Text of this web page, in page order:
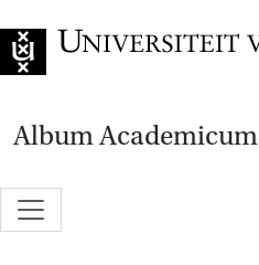
Album Academicum